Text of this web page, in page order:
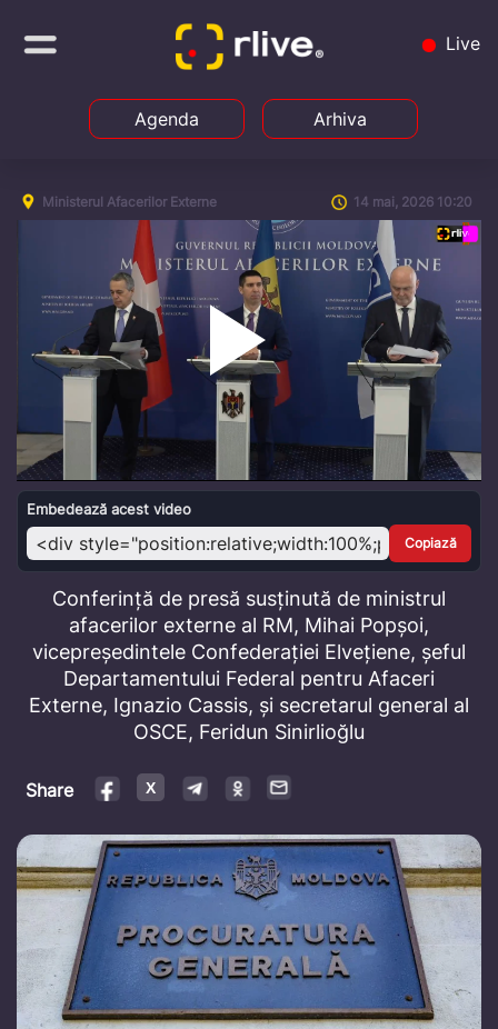
Live
Agenda Arhiva
Ministerul Afacerilor Externe 14 mai, 2026 10:20
Play
Video
Embedează acest video
Copiază
Conferință de presă susținută de ministrul
afacerilor externe al RM, Mihai Popșoi,
vicepreședintele Confederației Elvețiene, șeful
Departamentului Federal pentru Afaceri
Externe, Ignazio Cassis, și secretarul general al
OSCE, Feridun Sinirlioğlu
Share